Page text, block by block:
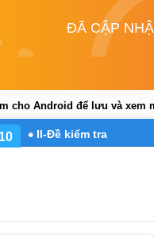
ĐÃ CẬP
cho Android để lưu và xem
II-Đề kiểm tra